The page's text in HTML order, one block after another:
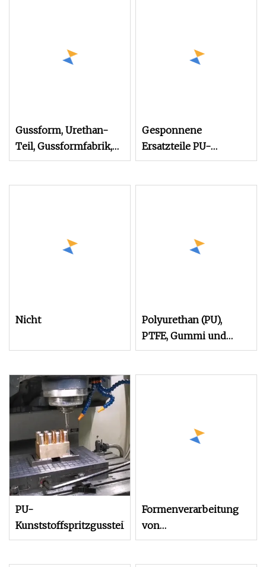
Gussform, Urethan-
Teil, Gussformfabrik,
kundenspezifisch
Gesponnene
Ersatzteile PU-
Polyurethan-
Nicht
Polyurethan (PU),
PTFE, Gummi und
andere Spritzgussteile
PU-
Kunststoffspritzgussteil
Formenverarbeitung
von
Kunststoffprodukten,